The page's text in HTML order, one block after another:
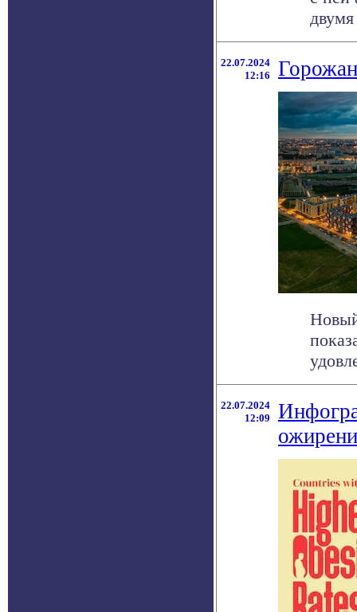
22.07.2024
12:16
22.07.2024
12:09